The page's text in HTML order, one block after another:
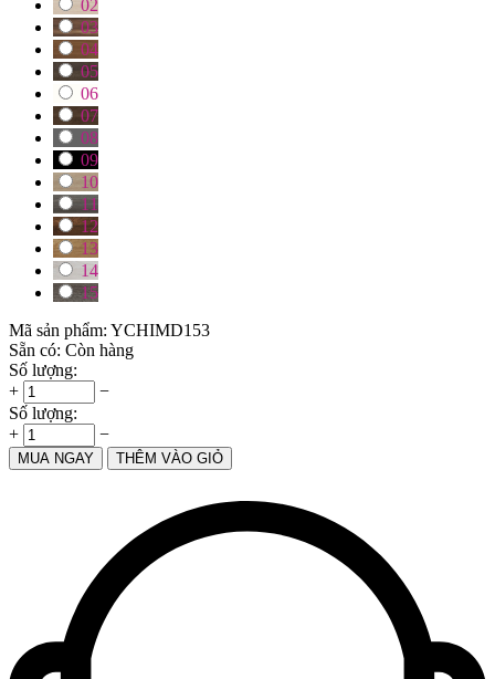
02
03
04
05
06
07
08
09
10
11
12
13
14
15
Mã sản phẩm: YCHIMD153
Sẵn có: Còn hàng
Số lượng:
+
−
Số lượng:
+
−
MUA NGAY THÊM VÀO GIỎ